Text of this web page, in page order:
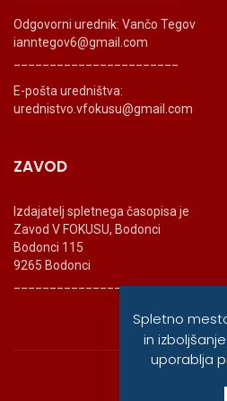
Odgovorni urednik: Vančo Tegov
ianntegov6@gmail.com
E-pošta uredništva:
urednistvo.vfokusu@gmail.com
ZAVOD
Izdajatelj spletnega časopisa je
Zavod V FOKUSU, Bodonci
Bodonci 115
9265 Bodonci
_______________________
© vfokusu,
Spletno
in
uporablja